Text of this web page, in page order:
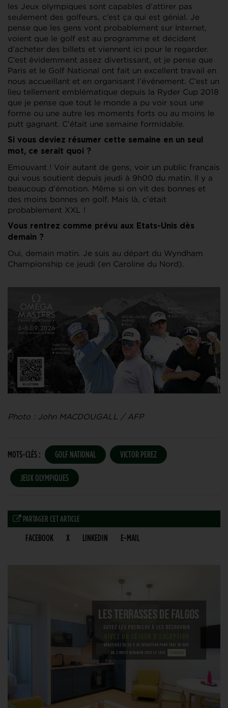
les Jeux olympiques sont capables d’attirer pas
seulement des golfeurs, c’est ça qui est génial. Je
pense que les gens vont probablement sur Internet,
voient que le golf est au programme et décident
d’acheter des billets et viennent ici pour le regarder.
C’est évidemment assez divertissant, et je pense que
Paris et le Golf National ont fait un excellent travail en
nous accueillant et en organisant l’événement. C’est un
lieu tellement emblématique depuis la Ryder Cup 2018
que je pense que tout le monde a pu voir sous une
forme ou une autre les moments forts ou au moins le
putt gagnant. C’était une semaine formidable.
Si vous deviez résumer cette semaine en un seul
mot, ce serait quoi ?
Emouvant ! Voir autant de gens, voir un public français
qui vous soutient depuis jeudi à 9h00 du matin. Il y a
beaucoup d’émotion. Même si on vit des bonnes et
des moins bonnes en golf. Mais là, c’était
probablement XXL !
Vous rentrez comme prévu aux Etats-Unis dès
demain ?
Oui, demain matin. Je suis au départ du Wyndham
Championship ce jeudi (en Caroline du Nord).
Photo : John MACDOUGALL / AFP
MOTS-CLÉS : GOLF NATIONAL VICTOR PEREZ
JEUX OLYMPIQUES
PARTAGER CET ARTICLE
FACEBOOK X LINKEDIN E-MAIL